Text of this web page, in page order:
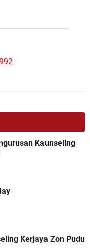
Kaunseling
Kerjaya Zon Pudu